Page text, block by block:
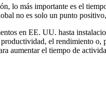
lo más importante es el
no es solo un punto
en EE. UU. hasta
el rendimiento o,
aumentar el tiempo de